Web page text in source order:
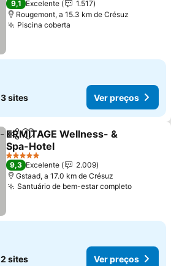
9,1 Excelente
1.517
Rougemont, a 15.3 km de Crésuz
Piscina coberta
3 sites Ver preços
PartilharAdicionar aos favoritos
ERMITAGE Wellness- &
Spa-Hotel
Ver preços
5 Estrelas
9,3 Excelente
2.009
Gstaad, a 17.0 km de Crésuz
Santuário de bem-estar completoVer
2 sites Ver preços